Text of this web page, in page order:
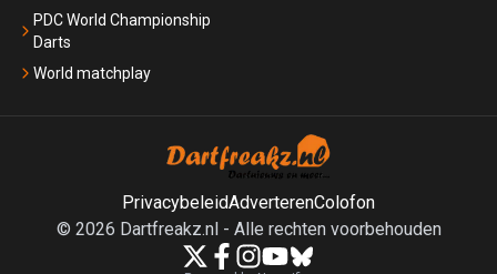
PDC World Championship
Darts
World matchplay
PrivacybeleidAdverterenColofon
© 2026 Dartfreakz.nl - Alle rechten voorbehouden